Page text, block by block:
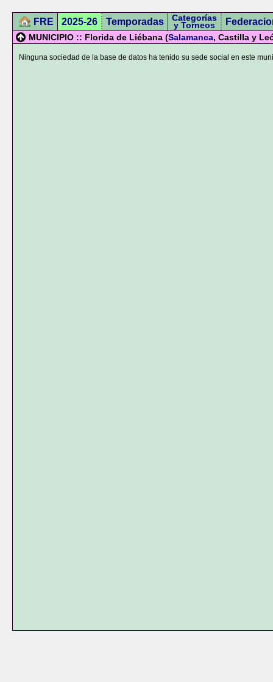
FRE 2025-26 Temporadas Categorías
y Torneos
MUNICIPIO :: Florida de Liébana (Salamanca, Castilla y
Ninguna sociedad de la base de datos ha tenido su sede social en este